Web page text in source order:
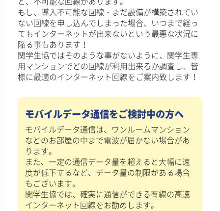
もし、導入不可能な回線・まだ設備が構築されてい
ない回線を申し込んでしまった場合、いつまで経っ
てもインターネットが出来ないという最悪な状況に
陥る事もあります！
関学生協ではそのような事がないように、関学生専
用マンションでどの回線が利用出来るか調査し、皆
様に最適のインターネット回線をご案内致します！
モバイルデータ通信をご検討中の方へ
モバイルデータ通信は、ワンルームマンション
などのお部屋の中まで電波が届かない場合があ
ります。
また、一定の通信データ量を超えると大幅に速
度が低下するなど、データ量の制限がある場合
もございます。
関学生協では、確実に通信ができる有線の高速
インターネット回線をお勧めします。